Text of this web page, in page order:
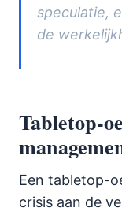
speculatie,
de
Tabletop-
Een tabletop-
crisis aan de